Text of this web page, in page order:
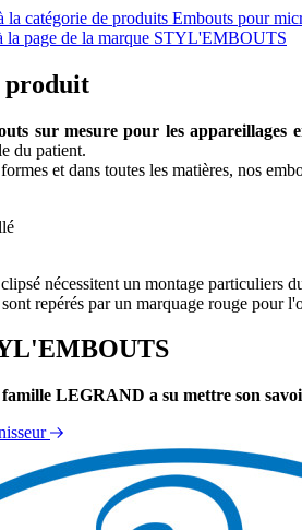
la catégorie de produits Embouts pour
la page de la marque STYL'EMBOUTS
produit
sur mesure pour les appareillages
du patient.
et dans toutes les matières, nos
nécessitent un montage particuliers
repérés par un marquage rouge
LEGRAND a su mettre son